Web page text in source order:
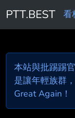
PTT.BEST 看
本站與批踢踢
是讓年輕族群
Great Again！